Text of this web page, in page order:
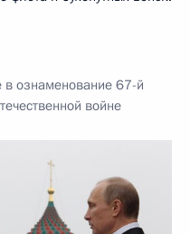
в ознаменование 67-й
войне